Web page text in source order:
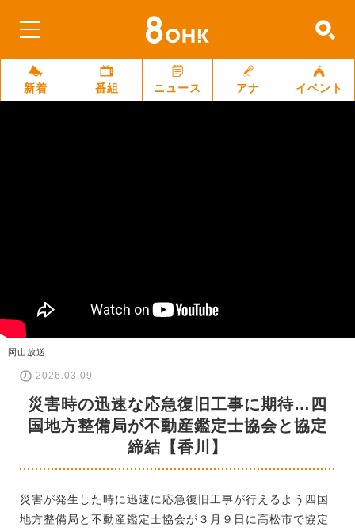
新着 番組 ニュース アナ イベント
岡山放送
2026.03.09
災害時の迅速な応急復旧工事に期待…四
国地方整備局が不動産鑑定士協会と協定
締結【香川】
災害が発生した時に迅速に応急復旧工事が行えるよう四国
地方整備局と不動産鑑定士協会が３月９日に高松市で協定